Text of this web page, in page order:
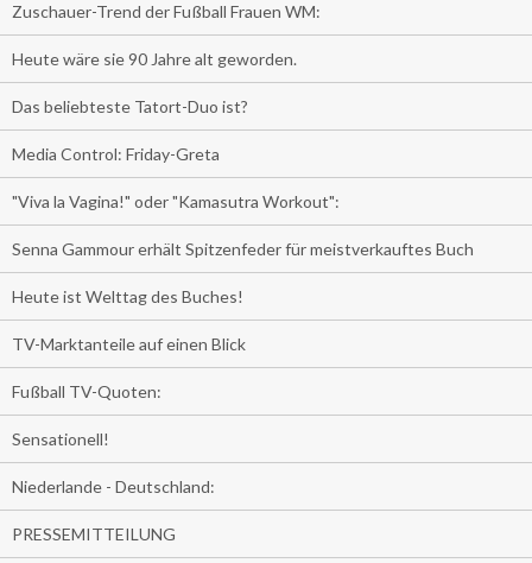
Zuschauer-Trend der Fußball Frauen WM:
Heute wäre sie 90 Jahre alt geworden.
Das beliebteste Tatort-Duo ist?
Media Control: Friday-Greta
"Viva la Vagina!" oder "Kamasutra Workout":
Senna Gammour erhält Spitzenfeder für meistverkauftes Buch
Heute ist Welttag des Buches!
TV-Marktanteile auf einen Blick
Fußball TV-Quoten:
Sensationell!
Niederlande - Deutschland:
PRESSEMITTEILUNG